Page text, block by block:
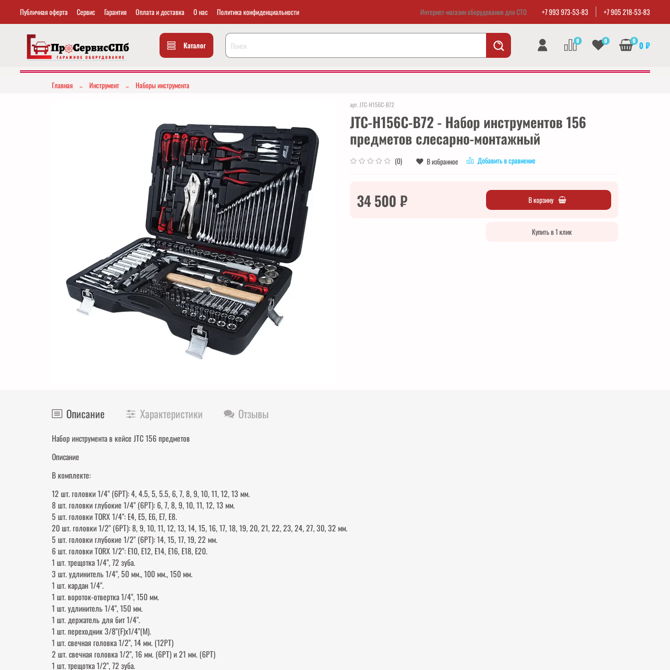
Публичная оферта Сервис Гарантия Оплата и доставка О нас Политика конфиденциальности Интернет-магазин оборудования для СТО +7 993 973-53-83 +7 905 218-53-83
Каталог 0 0 0 0 ₽
Главная Инструмент Наборы инструмента
арт. JTC-H156C-B72
JTC-H156C-B72 - Набор инструментов 156
предметов слесарно-монтажный
(0) В избранное Добавить в сравнение
34 500 ₽ В корзину
Купить в 1 клик
Описание Характеристики Отзывы
Набор инструмента в кейсе JTC 156 предметов
Описание
В комплекте:
12 шт. головки 1/4" (6РТ): 4, 4.5, 5, 5.5, 6, 7, 8, 9, 10, 11, 12, 13 мм.
8 шт. головки глубокие 1/4" (6РТ): 6, 7, 8, 9, 10, 11, 12, 13 мм.
5 шт. головки TORX 1/4": Е4, Е5, Е6, Е7, Е8.
20 шт. головки 1/2" (6РТ): 8, 9, 10, 11, 12, 13, 14, 15, 16, 17, 18, 19, 20, 21, 22, 23, 24, 27, 30, 32 мм.
5 шт. головки глубокие 1/2" (6РТ): 14, 15, 17, 19, 22 мм.
6 шт. головки TORX 1/2": Е10, Е12, Е14, Е16, Е18, Е20.
1 шт. трещотка 1/4", 72 зуба.
3 шт. удлинитель 1/4", 50 мм., 100 мм., 150 мм.
1 шт. кардан 1/4".
1 шт. вороток-отвертка 1/4", 150 мм.
1 шт. удлинитель 1/4", 150 мм.
1 шт. держатель для бит 1/4".
1 шт. переходник 3/8"(F)х1/4"(М).
1 шт. свечная головка 1/2", 14 мм. (12РТ)
2 шт. свечная головка 1/2", 16 мм. (6РТ) и 21 мм. (6РТ)
1 шт. трещотка 1/2", 72 зуба.